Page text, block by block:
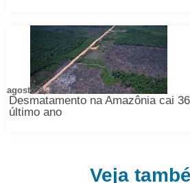
Desmatamento na Amazônia cai
último ano
agosto 8, 2026
Veja